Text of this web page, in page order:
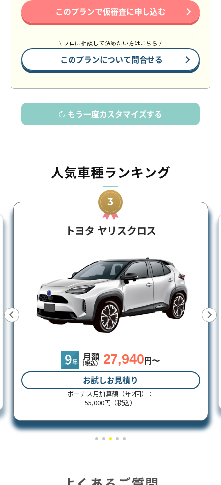
このプランで仮審査に申し込む
\ プロに相談して決めたい方はこちら /
このプランについて問合せる
もう一度カスタマイズする
人気車種ランキング
トヨタ ヤリスクロス
9年
月額
（税込） 27,940 円〜
お試しお見積り
ボーナス月加算額（年2回）：
55,000円（税込）